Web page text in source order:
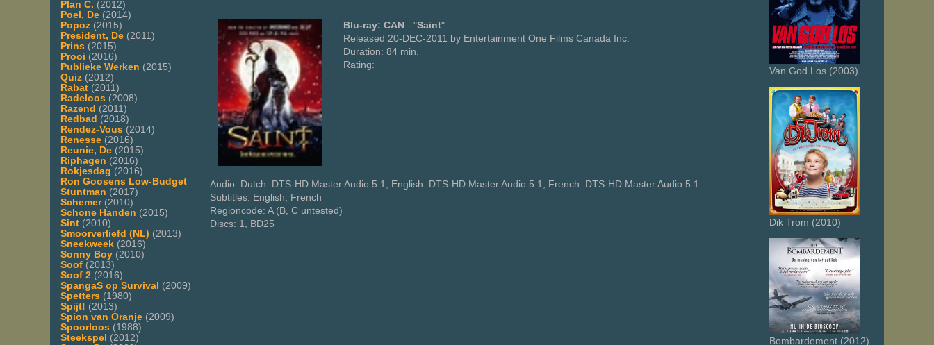
Plan C. (2012)
Poel, De (2014)
Popoz (2015)
President, De (2011)
Prins (2015)
Prooi (2016)
Publieke Werken (2015)
Quiz (2012)
Rabat (2011)
Radeloos (2008)
Razend (2011)
Redbad (2018)
Rendez-Vous (2014)
Renesse (2016)
Reunie, De (2015)
Riphagen (2016)
Rokjesdag (2016)
Ron Goosens Low-Budget
Stuntman (2017)
Schemer(2010)
Schone Handen (2015)
Sint (2010)
Smoorverliefd (NL) (2013)
Sneekweek (2016)
Sonny Boy (2010)
Soof (2013)
Soof 2 (2016)
SpangaS op Survival (2009)
Spetters (1980)
Spijt! (2013)
Spion van Oranje (2009)
Spoorloos (1988)
Steekspel (2012)
Van God Los (2003)
Dik Trom (2010)
Bombardement (2012)
Blu-ray: CAN - "Saint"
Released 20-DEC-2011 by Entertainment One Films Canada Inc.
Duration: 84 min.
Rating:
Audio: Dutch: DTS-HD Master Audio 5.1, English: DTS-HD Master Audio 5.1, French: DTS-HD Master Audio 5.1
Subtitles: English, French
Regioncode: A (B, C untested)
Discs: 1, BD25